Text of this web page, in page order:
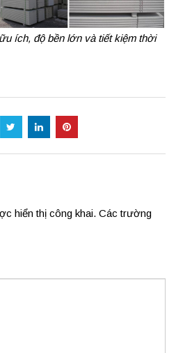
ích, độ bền lớn và tiết kiệm thời
hiển thị công khai. Các trường